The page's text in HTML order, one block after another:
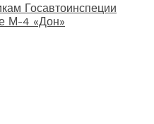
Госавтоинспеции
М-4 «Дон»